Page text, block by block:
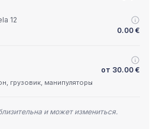
12
0.00 €
от 30.00 €
грузовик, манипуляторы
и может измениться.